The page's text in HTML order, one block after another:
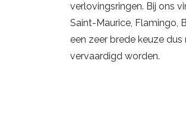
verlovingsringen. Bij ons
Saint-Maurice, Flamingo,
een zeer brede keuze
vervaardigd worden.